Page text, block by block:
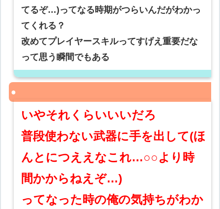
てるぞ…)ってなる時期がつらいんだがわかっ
てくれる？
改めてプレイヤースキルってすげえ重要だな
って思う瞬間でもある
いやそれくらいいいだろ
普段使わない武器に手を出して(ほ
んとにつええなこれ…○○より時
間かからねえぞ…)
ってなった時の俺の気持ちがわか